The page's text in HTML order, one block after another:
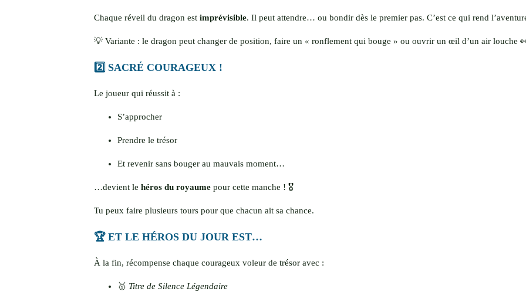
Chaque réveil du dragon est imprévisible. Il peut attendre… ou bondir dès le premier pas. C’est ce qui rend
💡 Variante : le dragon peut changer de position, faire un « ronflement qui bouge » ou ouvrir un œil d’un air louche
2️⃣ SACRÉ COURAGEUX !
Le joueur qui réussit à :
S’approcher
Prendre le trésor
Et revenir sans bouger au mauvais moment…
…devient le héros du royaume pour cette manche ! 🎖️
Tu peux faire plusieurs tours pour que chacun ait sa chance.
🏆 ET LE HÉROS DU JOUR EST…
À la fin, récompense chaque courageux voleur de trésor avec :
🥇 Titre de Silence Légendaire